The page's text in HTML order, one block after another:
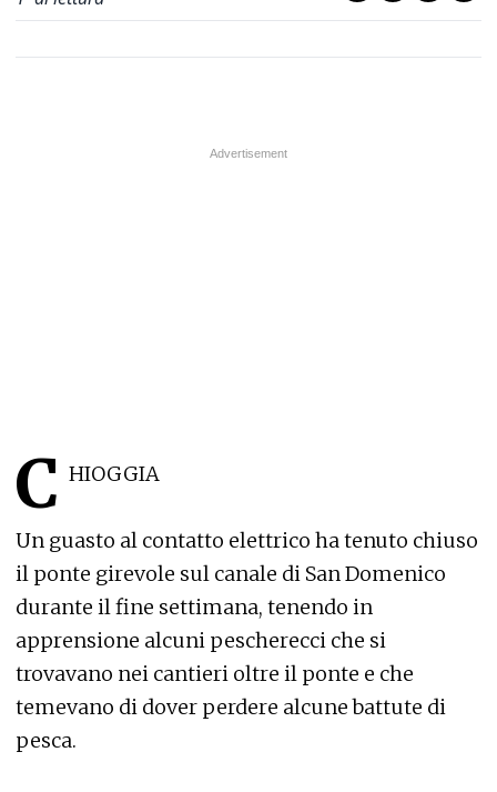
C HIOGGIA
Un guasto al contatto elettrico ha tenuto chiuso
il ponte girevole sul canale di San Domenico
durante il fine settimana, tenendo in
apprensione alcuni pescherecci che si
trovavano nei cantieri oltre il ponte e che
temevano di dover perdere alcune battute di
pesca.